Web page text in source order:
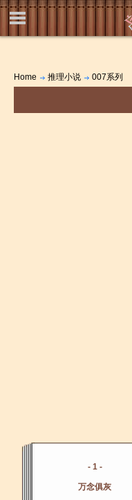
Home 推理小说 007系列
- 1 -
万念俱灰